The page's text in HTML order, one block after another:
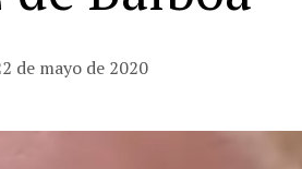
de mayo de 2020